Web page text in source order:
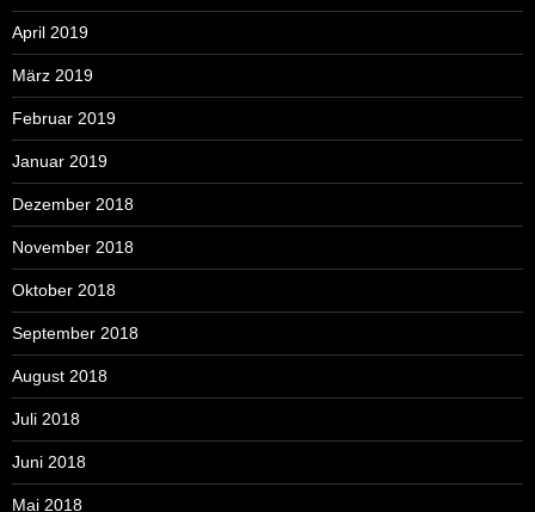
April 2019
März 2019
Februar 2019
Januar 2019
Dezember 2018
November 2018
Oktober 2018
September 2018
August 2018
Juli 2018
Juni 2018
Mai 2018